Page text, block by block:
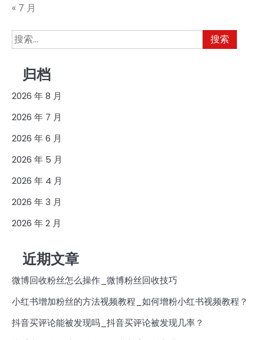
« 7 月
搜
索：
归档
2026 年 8 月
2026 年 7 月
2026 年 6 月
2026 年 5 月
2026 年 4 月
2026 年 3 月
2026 年 2 月
近期文章
微博回收粉丝怎么操作_微博粉丝回收技巧
小红书增加粉丝的方法视频教程_如何增粉小红书视频教程？
抖音买评论能被发现吗_抖音买评论被发现几率？